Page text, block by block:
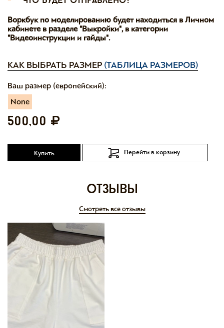
Воркбук по моделированию будет находиться в Личном
кабинете в разделе "Выкройки", в категории
"Видеоинструкции и гайды".
КАК ВЫБРАТЬ РАЗМЕР (ТАБЛИЦА РАЗМЕРОВ)
Ваш размер (европейский):
None
500,00
Купить Перейти в корзину
отзывы
Смотреть все отзывы